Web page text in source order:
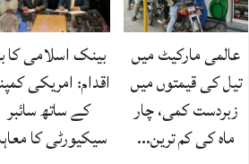
عالمی مارکیٹ میں
تیل کی قیمتوں میں
زبردست کمی، چار
ماہ کی کم ترین…
بینک اسلامی کا
اقدام: امریکی
کے ساتھ سائبر
سیکیورٹی کا